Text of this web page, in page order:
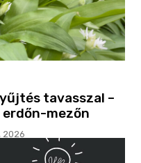
tavasszal –
mezőn
2026